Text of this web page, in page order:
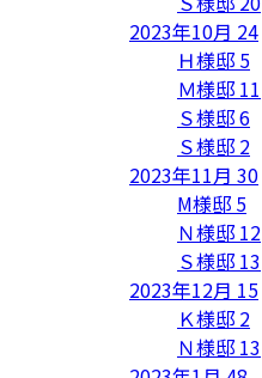
2023年10月 24
Ｈ様邸 5
Ｍ様邸 11
Ｓ様邸6
Ｓ様邸 2
2023年11月 30
M様邸 5
Ｎ様邸 12
Ｓ様邸 13
2023年12月 15
Ｋ様邸 2
Ｎ様邸 13